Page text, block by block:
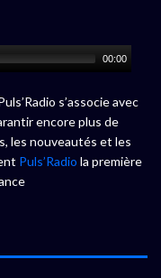
00:00
s’associe avec
encore plus de
les nouveautés et les
Puls’Radio la première